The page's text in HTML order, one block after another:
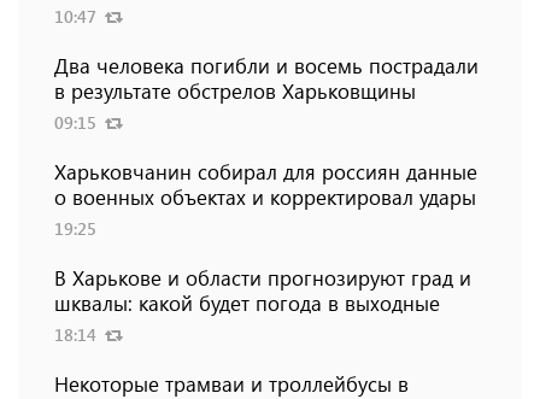
10:47
Два человека погибли и восемь пострадали
в результате обстрелов Харьковщины
09:15
Харьковчанин собирал для россиян данные
о военных объектах и ​​корректировал удары
19:25
В Харькове и области прогнозируют град и
шквалы: какой будет погода в выходные
18:14
Некоторые трамваи и троллейбусы в